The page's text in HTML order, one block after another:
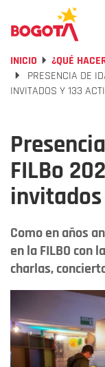
INICIO ¿QUÉ
PRESENCIA DE
INVITADOS Y 133
FILBo
Como en años
en la FILBO
charlas,